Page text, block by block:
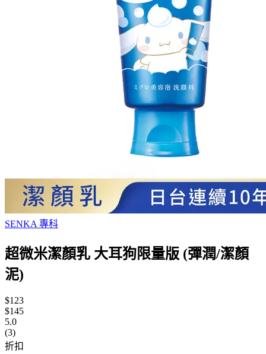
SENKA 專科
超微米潔顏乳 大耳狗限量版 (彈潤/潔顏
泥)
$123
$145
5.0
(3)
折扣